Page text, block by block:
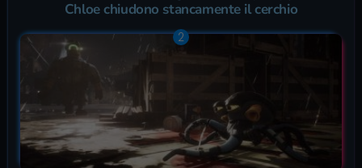
Chloe chiudono stancamente il cerchio